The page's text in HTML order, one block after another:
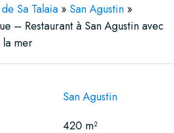
Sa Talaia » San Agustin »
– Restaurant à San Agustin avec
mer
San Agustin
420 m²